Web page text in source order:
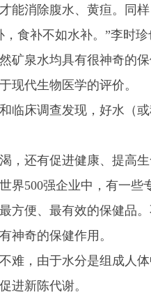
能消除腹水、黄疸。同
，食补不如水补。”李时
矿泉水均具有很神奇的
现代生物医学的评价。
临床调查发现，好水（
，还有促进健康、提高
界500强企业中，有一
方便、最有效的保健品
神奇的保健作用。
难，由于水分是组成人
进新陈代谢。